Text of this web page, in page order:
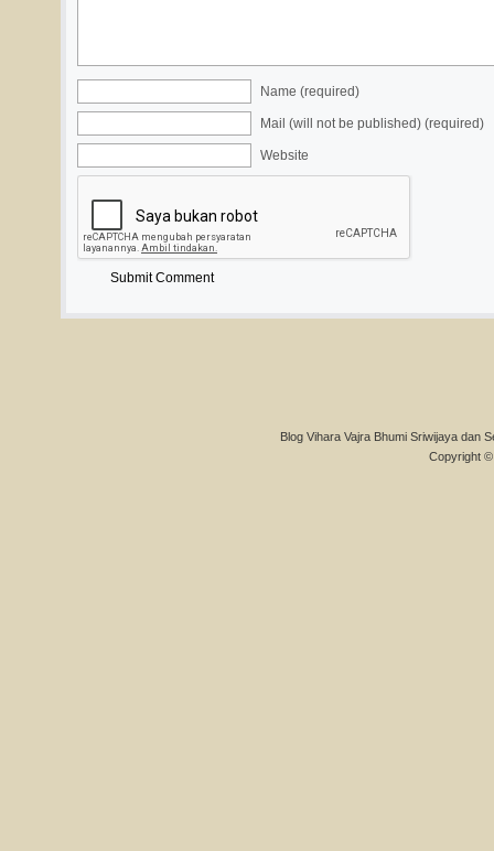
Name (required)
Mail (will not be published) (required)
Website
Blog Vihara Vajra Bhumi Sriwijaya dan
Copyright ©